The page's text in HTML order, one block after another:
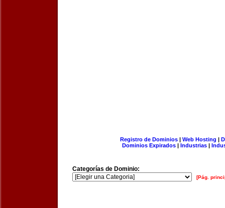
Registro de Dominios| Web Hosting |
Dominios Expirados | Industrias |
Categorías de Dominio:
[Pág.